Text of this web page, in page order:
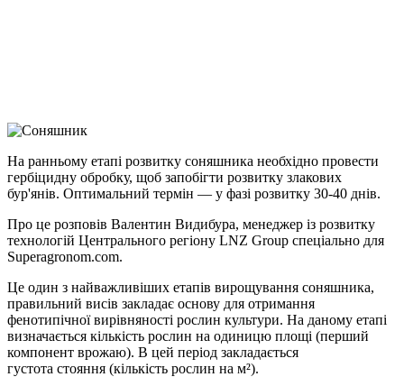
Link
Print
На ранньому етапі розвитку соняшника необхідно провести
гербіцидну обробку, щоб запобігти розвитку злакових
бур'янів. Оптимальний термін — у фазі розвитку 30-40 днів.
Про це розповів Валентин Видибура, менеджер із розвитку
технологій Центрального регіону LNZ Group спеціально для
Superagronom.com.
Це один з найважливіших етапів вирощування соняшника,
правильний висів закладає основу для отримання
фенотипічної вирівняності рослин культури. На даному етапі
визначається кількість рослин на одиницю площі (перший
компонент врожаю). В цей період закладається
густота стояння (кількість рослин на м²).